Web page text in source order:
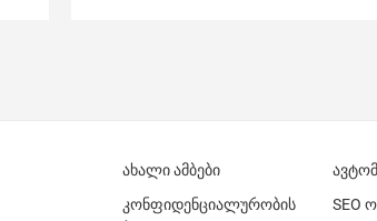
ახალი ამბები
კონფიდენციალურობის
SEO